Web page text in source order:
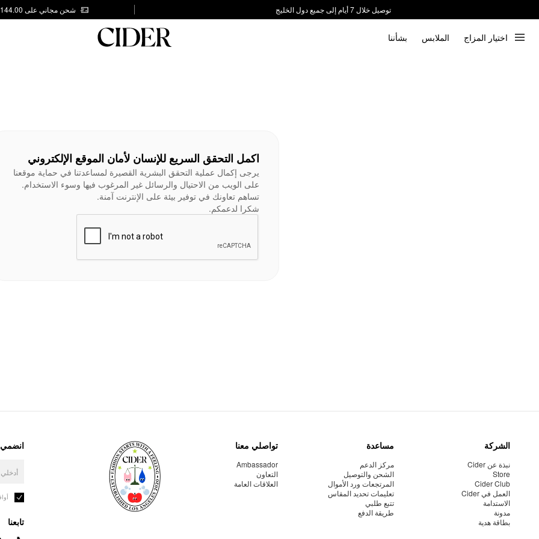
توصيل خلال 7 أيام إلى جميع دول الخليج
شحن مجاني على AED 144.00
اختيار المزاج الملابس بشأننا
اكمل التحقق السريع للإنسان لأمان الموقع الإلكتروني
يرجى إكمال عملية التحقق البشرية القصيرة لمساعدتنا في حماية موقعنا
على الويب من الاحتيال والرسائل غير المرغوب فيها وسوء الاستخدام.
تساهم تعاونك في توفير بيئة على الإنترنت آمنة.
شكرا لدعمكم.
الشركة
نبذة عن Cider
Store
Cider Club
العمل في Cider
الاستدامة
مدونة
بطاقة هدية
مساعدة
مركز الدعم
الشحن والتوصيل
المرتجعات ورد الأموال
تعليمات تحديد المقاس
تتبع طلبي
طريقة الدفع
تواصلي معنا
Ambassador
التعاون
العلاقات العامة
انضمي
تابعنا